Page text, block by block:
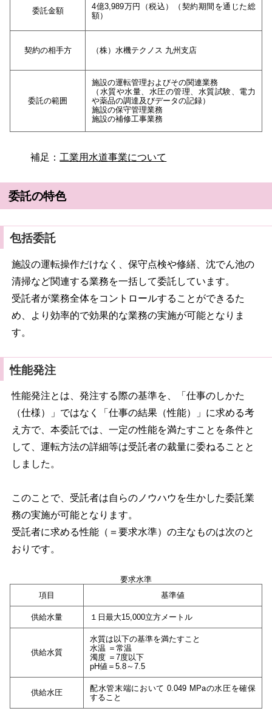
委託金額
4億3,989万円（税込）（契約期間を通じた総
額）
契約の相手方 （株）水機テクノス 九州支店
委託の範囲
施設の運転管理およびその関連業務
（水質や水量、水圧の管理、水質試験、電力
や薬品の調達及びデータの記録）
施設の保守管理業務
施設の補修工事業務
補足： 工業用水道事業について
委託の特色
包括委託
施設の運転操作だけなく、保守点検や修繕、沈でん池の
清掃など関連する業務を一括して委託しています。
受託者が業務全体をコントロールすることができるた
め、より効率的で効果的な業務の実施が可能となりま
す。
性能発注
性能発注とは、発注する際の基準を、「仕事のしかた
（仕様）」ではなく「仕事の結果（性能）」に求める考
え方で、本委託では、一定の性能を満たすことを条件と
して、運転方法の詳細等は受託者の裁量に委ねることと
しました。
このことで、受託者は自らのノウハウを生かした委託業
務の実施が可能となります。
受託者に求める性能（＝要求水準）の主なものは次のと
おりです。
要求水準
項目
基準値
供給水量 １日最大15,000立方メートル
供給水質
水質は以下の基準を満たすこと
水温 ＝常温
濁度 ＝7度以下
pH値＝5.8～7.5
供給水圧
配水管末端において 0.049 MPaの水圧を確保
すること